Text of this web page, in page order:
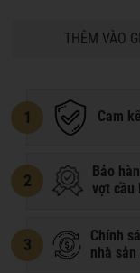
THÊM VÀO
1 Cam
2
Bảo
vợt cầu
3
Chính
nhà sản